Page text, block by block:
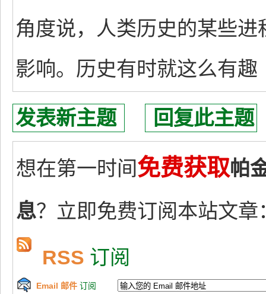
角度说，人类历史的某些
影响。历史有时就这么有趣
发表新主题 回复此主题
想在第一时间免费获取帕
息？立即免费订阅本站文章
RSS 订阅
Email 邮件 订阅